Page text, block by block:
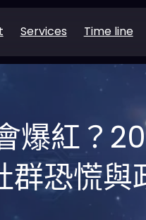
Services Time line
爆紅？
群恐慌與